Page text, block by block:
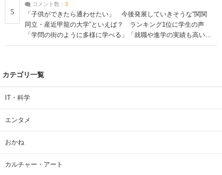
5
コメント数： 3
「子供ができたら通わせたい」 今後発展していきそうな“関関
同立・産近甲龍の大学”といえば？ ランキング1位に学生の声
「学問の街のように多様に学べる」「就職や進学の実績も高い」
| 大学 ねとらぼリサーチ
カテゴリ一覧
IT・科学
エンタメ
おかね
カルチャー・アート